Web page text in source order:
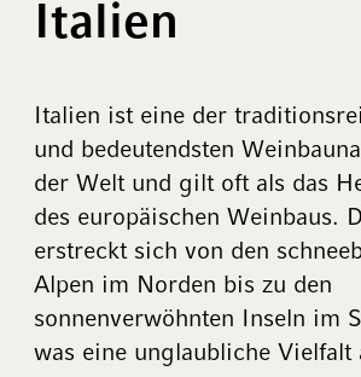
Italien
Italien ist eine der
und bedeutendsten
der Welt und gilt oft als das
des europäischen Weinbaus.
erstreckt sich von den
Alpen im Norden bis zu den
sonnenverwöhnten Inseln im
was eine unglaubliche Vielfalt